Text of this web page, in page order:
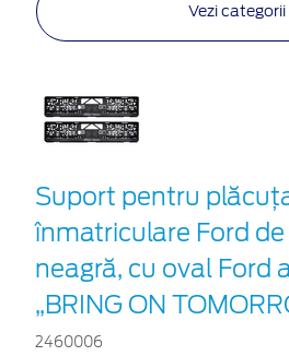
Vezi categorii
Suport pentru
înmatriculare Ford
neagră, cu oval Ford
„BRING ON
2460006